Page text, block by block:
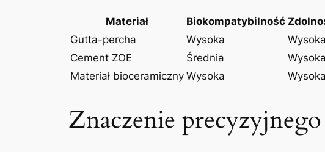
Materiał Biokompatybilność
Gutta-percha
Wysoka Wysoka
Cement ZOE
Średnia Wysoka
Materiał bioceramiczny Wysoka Wysoka
Znaczenie